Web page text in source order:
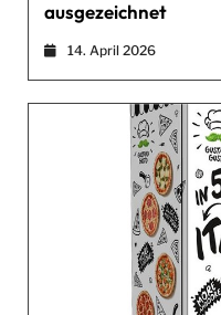
ausgezeichnet
14. April 2026